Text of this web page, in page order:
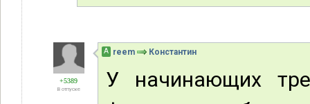
+5389
В отпуске
А reem Константин
У начинающих